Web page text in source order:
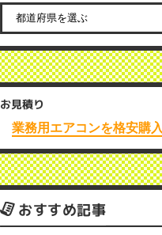
お見積り
業務用エアコンを格安購入
おすすめ記事